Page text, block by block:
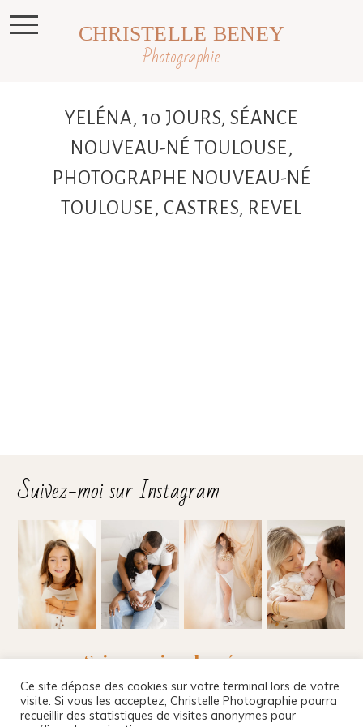
Photographie
CHRISTELLE BENEY
YELÉNA, 10 JOURS, SÉANCE
NOUVEAU-NÉ TOULOUSE,
PHOTOGRAPHE NOUVEAU-NÉ
TOULOUSE, CASTRES, REVEL
Suivez-moi sur Instagram
Suivez-moi sur les réseaux
Ce site dépose des cookies sur votre terminal lors de votre
visite. Si vous les acceptez, Christelle Photographie pourra
recueillir des statistiques de visites anonymes pour